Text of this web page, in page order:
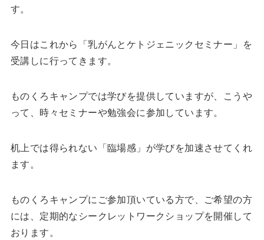
す。
今日はこれから「乳がんとケトジェニックセミナー」を
受講しに行ってきます。
ものくろキャンプでは学びを提供していますが、こうや
って、時々セミナーや勉強会に参加しています。
机上では得られない「臨場感」が学びを加速させてくれ
ます。
ものくろキャンプにご参加頂いている方で、ご希望の方
には、定期的なシークレットワークショップを開催して
おります。